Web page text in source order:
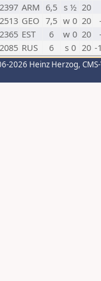
2397 ARM 6,5 s ½ 20
2513 GEO 7,5 w 0 20
2365 EST 6 w 0 20
2085 RUS 6 s 0 20 -
2026 Heinz Herzog,